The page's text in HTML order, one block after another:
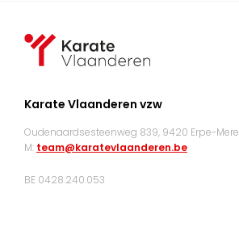
Karate Vlaanderen vzw
Oudenaardsesteenweg 839, 9420 Erpe-Mere
M: team@karatevlaanderen.be
BE 0428.240.053